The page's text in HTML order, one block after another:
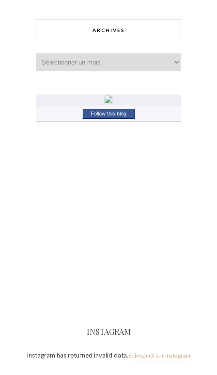
ARCHIVES
Follow this blog
INSTAGRAM
Instagram has returned invalid data.Suivez moi sur Instagram